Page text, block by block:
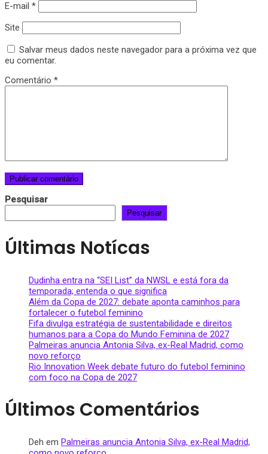
E-mail *
Site
Salvar meus dados neste navegador para a próxima vez que
eu comentar.
Comentário *
Pesquisar
Pesquisar
Últimas Notícas
Dudinha entra na “SEI List” da NWSL e está fora da
temporada; entenda o que significa
Além da Copa de 2027: debate aponta caminhos para
fortalecer o futebol feminino
Fifa divulga estratégia de sustentabilidade e direitos
humanos para a Copa do Mundo Feminina de 2027
Palmeiras anuncia Antonia Silva, ex-Real Madrid, como
novo reforço
Rio Innovation Week debate futuro do futebol feminino
com foco na Copa de 2027
Últimos Comentários
Deh em Palmeiras anuncia Antonia Silva, ex-Real Madrid,